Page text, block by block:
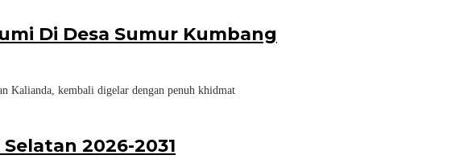
Di Desa Sumur Kumbang
Kalianda, kembali digelar dengan penuh khidmat
2026-2031